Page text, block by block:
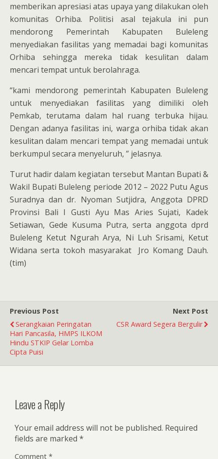
memberikan apresiasi atas upaya yang dilakukan oleh
komunitas Orhiba. Politisi asal tejakula ini pun
mendorong Pemerintah Kabupaten Buleleng
menyediakan fasilitas yang memadai bagi komunitas
Orhiba sehingga mereka tidak kesulitan dalam
mencari tempat untuk berolahraga.
“kami mendorong pemerintah Kabupaten Buleleng
untuk menyediakan fasilitas yang dimiliki oleh
Pemkab, terutama dalam hal ruang terbuka hijau.
Dengan adanya fasilitas ini, warga orhiba tidak akan
kesulitan dalam mencari tempat yang memadai untuk
berkumpul secara menyeluruh, ” jelasnya.
Turut hadir dalam kegiatan tersebut Mantan Bupati &
Wakil Bupati Buleleng periode 2012 – 2022 Putu Agus
Suradnya dan dr. Nyoman Sutjidra, Anggota DPRD
Provinsi Bali I Gusti Ayu Mas Aries Sujati, Kadek
Setiawan, Gede Kusuma Putra, serta anggota dprd
Buleleng Ketut Ngurah Arya, Ni Luh Srisami, Ketut
Widana serta tokoh masyarakat Jro Komang Dauh.
(tim)
Previous Post
Serangkaian Peringatan
Hari Pancasila, HMPS ILKOM
Hindu STKIP Gelar Lomba
Cipta Puisi
Next Post
CSR Award Segera Bergulir
Leave a Reply
Your email address will not be published. Required
fields are marked *
Comment *